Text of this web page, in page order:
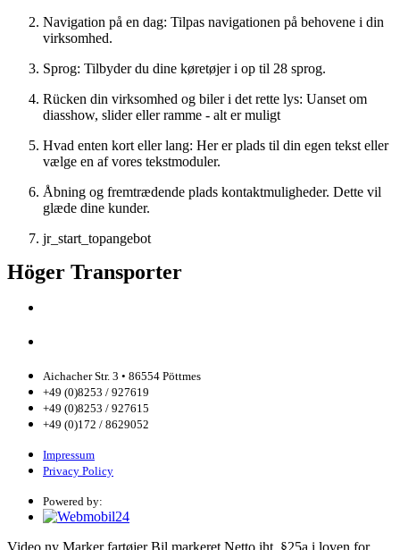
Navigation på en dag: Tilpas navigationen på behovene i din
virksomhed.
Sprog: Tilbyder du dine køretøjer i op til 28 sprog.
Rücken din virksomhed og biler i det rette lys: Uanset om
diasshow, slider eller ramme - alt er muligt
Hvad enten kort eller lang: Her er plads til din egen tekst eller
vælge en af vores tekstmoduler.
Åbning og fremtrædende plads kontaktmuligheder. Dette vil
glæde dine kunder.
jr_start_topangebot
Höger Transporter
Aichacher Str. 3 • 86554 Pöttmes
+49 (0)8253 / 927619
+49 (0)8253 / 927615
+49 (0)172 / 8629052
Impressum
Privacy Policy
Powered by: